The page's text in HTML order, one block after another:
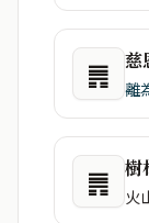
䷠ 慈
離
䷠ 樹
火